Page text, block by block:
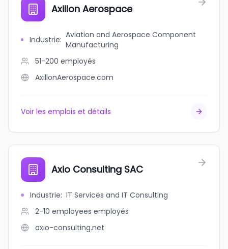
Axillon Aerospace
Industrie: Aviation and Aerospace Component
Manufacturing
51-200 employés
AxillonAerospace.com
Voir les emplois et détails
Axio Consulting SAC
Industrie: IT Services and IT Consulting
2-10 employees employés
axio-consulting.net